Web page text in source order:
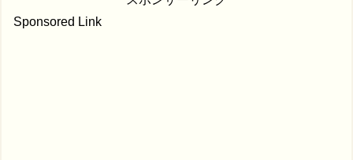
Sponsored Link